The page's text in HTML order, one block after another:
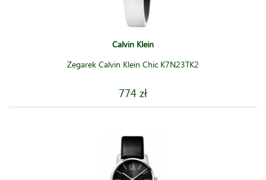
Calvin Klein
Zegarek Calvin Klein Chic K7N23TK2
774 zł